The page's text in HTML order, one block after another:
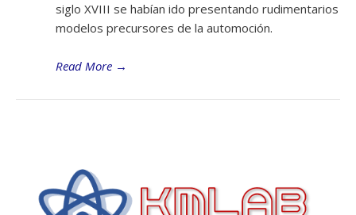
siglo XVIII se habían ido presentando rudimentarios
modelos precursores de la automoción.
Read More →